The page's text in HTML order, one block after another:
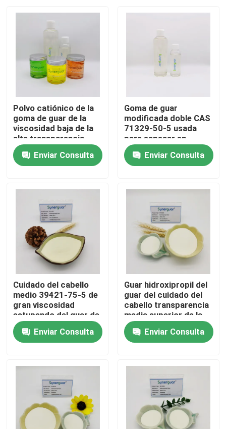
Hogar
Productos
Sobre nosotros
Visita a la fábrica
Control de calidad
Contacta con nosotros
Casos de trabajo
Solicitar una cita
Polvo catiónico de la
goma de guar de la
viscosidad baja de la
alta transparencia
para el champú
Enviar Consulta
Goma de guar
modificada doble CAS
71329-50-5 usada
para espesar en
champú
Enviar Consulta
Cuidado del cabello
medio 39421-75-5 de
gran viscosidad
estupendo del guar de
la substitución
hidroxipropil
Enviar Consulta
Guar hidroxipropil del
guar del cuidado del
cabello transparencia
media superior de la
viscosidad de la alta
Enviar Consulta